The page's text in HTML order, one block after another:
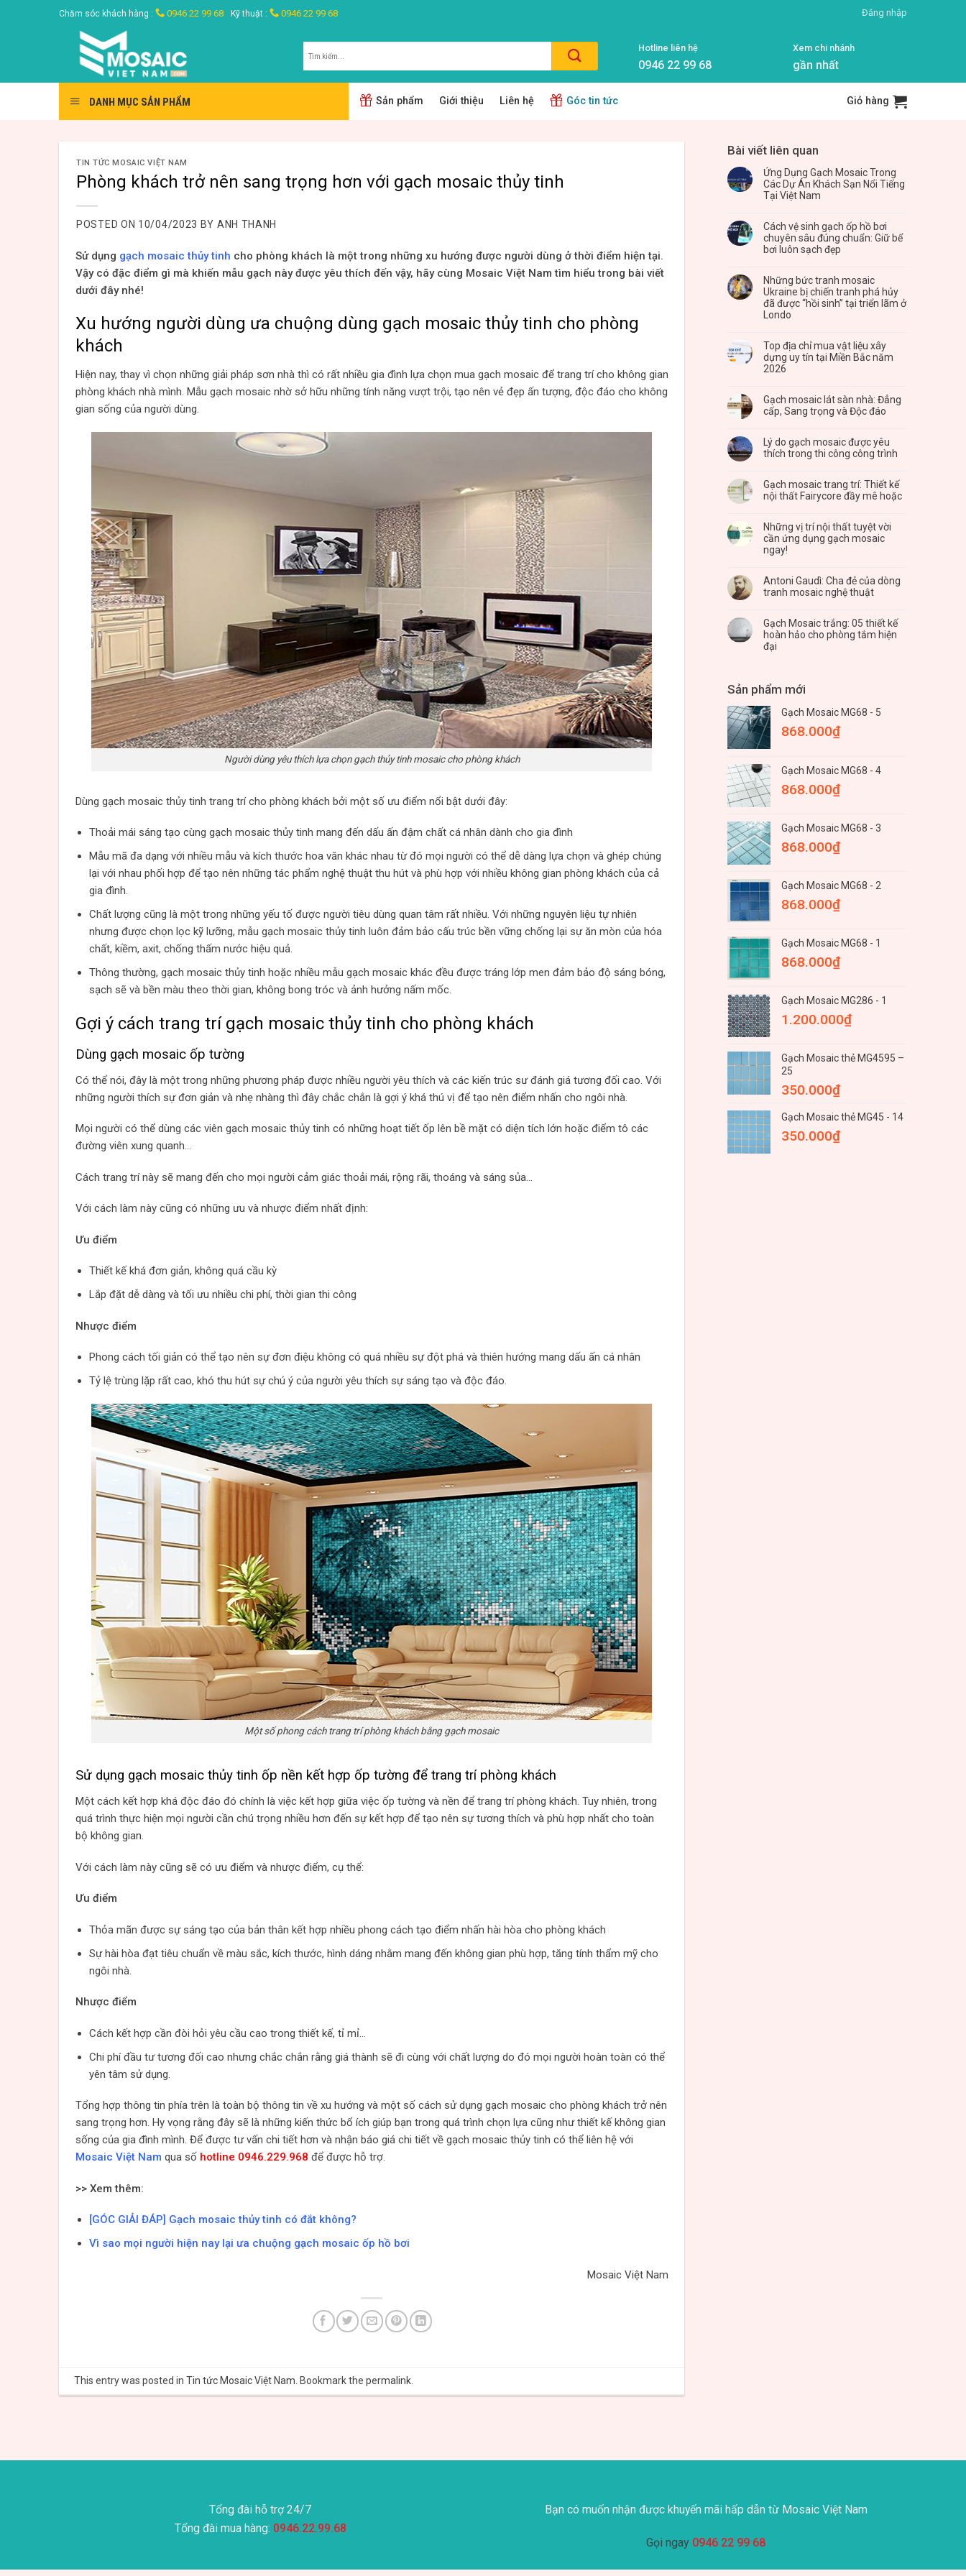
Chăm sóc khách hàng : 0946 22 99 68 Kỹ thuật : 0946 22 99 68 Đăng nhập
Hotline liên hệ
0946 22 99 68
Xem chi nhánh
gần nhất
DANH MỤC SẢN PHẨM Sản phẩm Giới thiệu Liên hệ Góc tin tức Giỏ hàng
TIN TỨC MOSAIC VIỆT NAM
Phòng khách trở nên sang trọng hơn với gạch mosaic thủy tinh
POSTED ON 10/04/2023 BY ANH THANH
Sử dụng gạch mosaic thủy tinh cho phòng khách là một trong những xu hướng được người dùng ở thời điểm hiện tại.
Vậy có đặc điểm gì mà khiến mẫu gạch này được yêu thích đến vậy, hãy cùng Mosaic Việt Nam tìm hiểu trong bài viết
dưới đây nhé!
Xu hướng người dùng ưa chuộng dùng gạch mosaic thủy tinh cho phòng
khách
Hiện nay, thay vì chọn những giải pháp sơn nhà thì có rất nhiều gia đình lựa chọn mua gạch mosaic để trang trí cho không gian
phòng khách nhà mình. Mẫu gạch mosaic nhờ sở hữu những tính năng vượt trội, tạo nên vẻ đẹp ấn tượng, độc đáo cho không
gian sống của người dùng.
Người dùng yêu thích lựa chọn gạch thủy tinh mosaic cho phòng khách
Dùng gạch mosaic thủy tinh trang trí cho phòng khách bởi một số ưu điểm nổi bật dưới đây:
Thoải mái sáng tạo cùng gạch mosaic thủy tinh mang đến dấu ấn đậm chất cá nhân dành cho gia đình
Mẫu mã đa dạng với nhiều mẫu và kích thước hoa văn khác nhau từ đó mọi người có thể dễ dàng lựa chọn và ghép chúng
lại với nhau phối hợp để tạo nên những tác phẩm nghệ thuật thu hút và phù hợp với nhiều không gian phòng khách của cả
gia đình.
Chất lượng cũng là một trong những yếu tố được người tiêu dùng quan tâm rất nhiều. Với những nguyên liệu tự nhiên
nhưng được chọn lọc kỹ lưỡng, mẫu gạch mosaic thủy tinh luôn đảm bảo cấu trúc bền vững chống lại sự ăn mòn của hóa
chất, kiềm, axit, chống thấm nước hiệu quả.
Thông thường, gạch mosaic thủy tinh hoặc nhiều mẫu gạch mosaic khác đều được tráng lớp men đảm bảo độ sáng bóng,
sạch sẽ và bền màu theo thời gian, không bong tróc và ảnh hưởng nấm mốc.
Gợi ý cách trang trí gạch mosaic thủy tinh cho phòng khách
Dùng gạch mosaic ốp tường
Có thể nói, đây là một trong những phương pháp được nhiều người yêu thích và các kiến trúc sư đánh giá tương đối cao. Với
những người thích sự đơn giản và nhẹ nhàng thì đây chắc chắn là gợi ý khá thú vị để tạo nên điểm nhấn cho ngôi nhà.
Mọi người có thể dùng các viên gạch mosaic thủy tinh có những hoạt tiết ốp lên bề mặt có diện tích lớn hoặc điểm tô các
đường viên xung quanh…
Cách trang trí này sẽ mang đến cho mọi người cảm giác thoải mái, rộng rãi, thoáng và sáng sủa…
Với cách làm này cũng có những ưu và nhược điểm nhất định:
Ưu điểm
Thiết kế khá đơn giản, không quá cầu kỳ
Lắp đặt dễ dàng và tối ưu nhiều chi phí, thời gian thi công
Nhược điểm
Phong cách tối giản có thể tạo nên sự đơn điệu không có quá nhiều sự đột phá và thiên hướng mang dấu ấn cá nhân
Tỷ lệ trùng lặp rất cao, khó thu hút sự chú ý của người yêu thích sự sáng tạo và độc đáo.
Một số phong cách trang trí phòng khách bằng gạch mosaic
Sử dụng gạch mosaic thủy tinh ốp nền kết hợp ốp tường để trang trí phòng khách
Một cách kết hợp khá độc đáo đó chính là việc kết hợp giữa việc ốp tường và nền để trang trí phòng khách. Tuy nhiên, trong
quá trình thực hiện mọi người cần chú trọng nhiều hơn đến sự kết hợp để tạo nên sự tương thích và phù hợp nhất cho toàn
bộ không gian.
Với cách làm này cũng sẽ có ưu điểm và nhược điểm, cụ thể:
Ưu điểm
Thỏa mãn được sự sáng tạo của bản thân kết hợp nhiều phong cách tạo điểm nhấn hài hòa cho phòng khách
Sự hài hòa đạt tiêu chuẩn về màu sắc, kích thước, hình dáng nhằm mang đến không gian phù hợp, tăng tính thẩm mỹ cho
ngôi nhà.
Nhược điểm
Cách kết hợp cần đòi hỏi yêu cầu cao trong thiết kế, tỉ mỉ…
Chi phí đầu tư tương đối cao nhưng chắc chắn rằng giá thành sẽ đi cùng với chất lượng do đó mọi người hoàn toàn có thể
yên tâm sử dụng.
Tổng hợp thông tin phía trên là toàn bộ thông tin về xu hướng và một số cách sử dụng gạch mosaic cho phòng khách trở nên
sang trọng hơn. Hy vọng rằng đây sẽ là những kiến thức bổ ích giúp bạn trong quá trình chọn lựa cũng như thiết kế không gian
sống của gia đình mình. Để được tư vấn chi tiết hơn và nhận báo giá chi tiết về gạch mosaic thủy tinh có thể liên hệ với
Mosaic Việt Nam qua số hotline 0946.229.968 để được hỗ trợ.
>> Xem thêm:
[GÓC GIẢI ĐÁP] Gạch mosaic thủy tinh có đắt không?
Vì sao mọi người hiện nay lại ưa chuộng gạch mosaic ốp hồ bơi
Mosaic Việt Nam
This entry was posted in Tin tức Mosaic Việt Nam . Bookmark the permalink
Bài viết liên quan
Ứng Dụng Gạch Mosaic Trong
Các Dự Án Khách Sạn Nổi Tiếng
Tại Việt Nam
Cách vệ sinh gạch ốp hồ bơi
chuyên sâu đúng chuẩn: Giữ bể
bơi luôn sạch đẹp
Những bức tranh mosaic
Ukraine bị chiến tranh phá hủy
đã được “hồi sinh” tại triển lãm ở
Londo
Top địa chỉ mua vật liệu xây
dựng uy tín tại Miền Bắc năm
2026
Gạch mosaic lát sàn nhà: Đẳng
cấp, Sang trọng và Độc đáo
Lý do gạch mosaic được yêu
thích trong thi công công trình
Gạch mosaic trang trí: Thiết kế
nội thất Fairycore đầy mê hoặc
Những vị trí nội thất tuyệt vời
cần ứng dụng gạch mosaic
ngay!
Antoni Gaudì: Cha đẻ của dòng
tranh mosaic nghệ thuật
Gạch Mosaic trắng: 05 thiết kế
hoàn hảo cho phòng tắm hiện
đại
Sản phẩm mới
Gạch Mosaic MG68 - 5
868.000₫
Gạch Mosaic MG68 - 4
868.000₫
Gạch Mosaic MG68 - 3
868.000₫
Gạch Mosaic MG68 - 2
868.000₫
Gạch Mosaic MG68 - 1
868.000₫
Gạch Mosaic MG286 - 1
1.200.000₫
Gạch Mosaic thẻ MG4595 –
25
350.000₫
Gạch Mosaic thẻ MG45 - 14
350.000₫
Tổng đài hỗ trợ 24/7
Tổng đài mua hàng: 0946.22.99.68
Bạn có muốn nhận được khuyến mãi hấp dẫn từ Mosaic Việt Nam
Gọi ngay 0946 22 99 68